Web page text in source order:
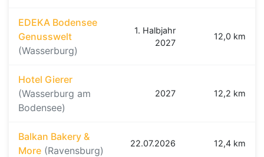
EDEKA Bodensee
Genusswelt
(Wasserburg)
1. Halbjahr
2027
12,0 km
Hotel Gierer
(Wasserburg am
Bodensee)
2027 12,2 km
Balkan Bakery &
More (Ravensburg)
22.07.2026 12,4 km